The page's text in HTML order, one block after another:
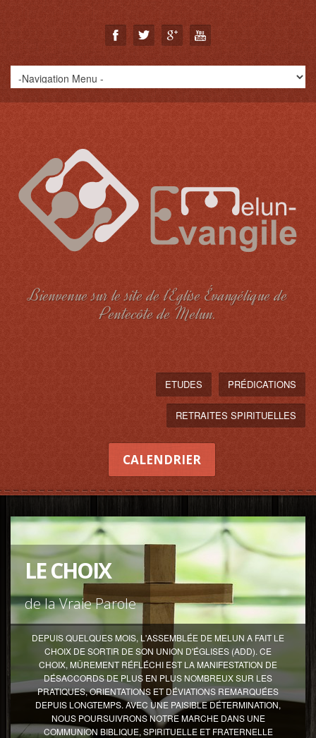
Bienvenue sur le site de l’Eglise Évangélique de
Pentecôte de Melun.
ETUDES PRÉDICATIONS
RETRAITES SPIRITUELLES
CALENDRIER
LE CHOIX
de la Vraie Parole
DEPUIS QUELQUES MOIS, L'ASSEMBLÉE DE MELUN A FAIT LE
CHOIX DE SORTIR DE SON UNION D'ÉGLISES (ADD). CE
CHOIX, MÛREMENT RÉFLÉCHI EST LA MANIFESTATION DE
DÉSACCORDS DE PLUS EN PLUS NOMBREUX SUR LES
PRATIQUES, ORIENTATIONS ET DÉVIATIONS REMARQUÉES
DEPUIS LONGTEMPS. AVEC UNE PAISIBLE DÉTERMINATION,
NOUS POURSUIVRONS NOTRE MARCHE DANS UNE
COMMUNION BIBLIQUE, SPIRITUELLE ET FRATERNELLE